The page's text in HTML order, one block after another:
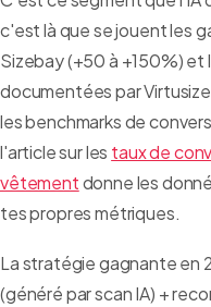
c'est là que se jouent les
Sizebay (+50 à +150%)
documentées par
les benchmarks de
l'article sur les taux de
vêtementdonne les
tes propres métriques.
La stratégie gagnante en
(généré par scan IA) +